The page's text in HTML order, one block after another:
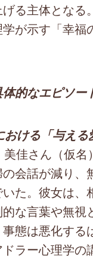
る主体となる
が示す「幸福
体的なエピソー
おける「与える
佳さん（仮名
会話が減り、
た。彼女は、
な言葉や無視
態は悪化する
ラー心理学の